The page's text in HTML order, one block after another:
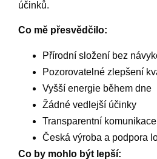
účinků.
Co mě přesvědčilo:
Přírodní složení bez
Pozorovatelné zlepšení
Vyšší energie během dne
Žádné vedlejší účinky
Transparentní
Česká výroba a podpora
Co by mohlo být lepší: